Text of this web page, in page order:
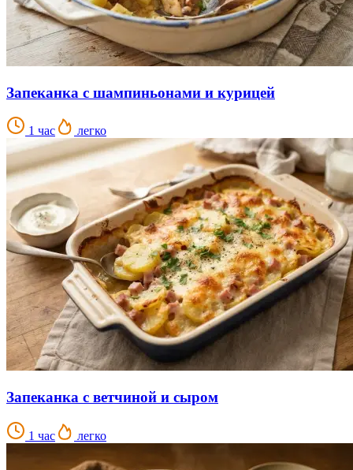
Запеканка с шампиньонами и курицей
1 час легко
Запеканка с ветчиной и сыром
1 час легко